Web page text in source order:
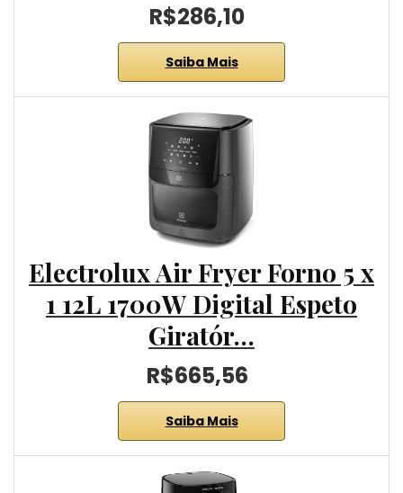
R$286,10
Saiba Mais
Electrolux Air Fryer Forno 5 x
1 12L 1700W Digital Espeto
Giratór…
R$665,56
Saiba Mais